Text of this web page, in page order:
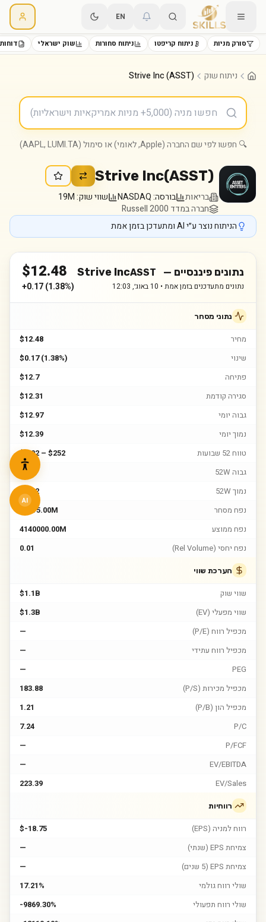
EN
סורק מניות ניתוח קריפטו ניתוח סחורות שוק ישראלי
ניתוח שוק Strive Inc (ASST)
🔍 חפשו לפי שם החברה (Apple, לאומי) או סימול (AAPL, LUMI.TA)
Strive Inc(ASST)
בריאות בורסה:NASDAQ שווי שוק:19M
חברה במדד Russell 2000
הניתוח נוצר ע״י AI ומתעדכן בזמן אמת
נתונים פיננסיים — Strive IncASST
נתונים מתעדכנים בזמן אמת • 10 באוג׳, 12:03
$12.48
+0.17(1.38%)
נתוני מסחר
מחיר
$12.48
שינוי
$0.17 (1.38%)
פתיחה
$12.7
סגירה קודמת
$12.31
גבוה יומי
$12.97
נמוך יומי
$12.39
טווח 52 שבועות
$7.02 – $252
גבוה 52W
$252
נמוך 52W
$7.02
נפח מסחר
32275.00M
נפח ממוצע
4140000.00M
נפח יחסי (Rel Volume)
0.01
הערכת שווי
שווי שוק
$1.1B
שווי מפעלי (EV)
$1.3B
מכפיל רווח (P/E)
—
מכפיל רווח עתידי
—
PEG
—
מכפיל מכירות (P/S)
183.88
מכפיל הון (P/B)
1.21
P/C
7.24
P/FCF
—
EV/EBITDA
—
EV/Sales
223.39
רווחיות
רווח למניה (EPS)
$-18.75
צמיחת EPS (שנתי)
—
צמיחת EPS (5 שנים)
—
שולי רווח גולמי
17.21%
שולי רווח תפעולי
-9869.30%
AI